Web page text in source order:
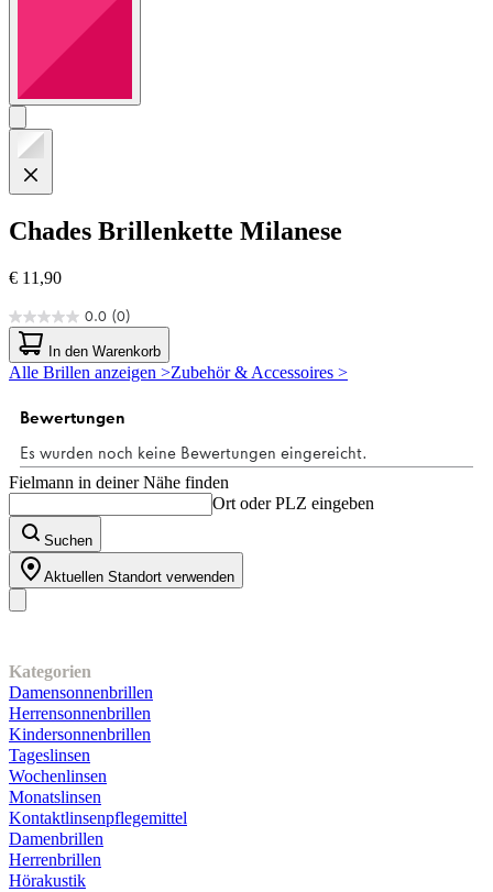
Chades Brillenkette Milanese
€ 11,90
0.0 (0)
0.0
von
5
Sternen.
In den Warenkorb
Alle Brillen anzeigen >Zubehör & Accessoires >
Fielmann in deiner Nähe finden
Ort oder PLZ eingeben
Suchen
Aktuellen Standort verwenden
Kategorien
Damensonnenbrillen
Herrensonnenbrillen
Kindersonnenbrillen
Tageslinsen
Wochenlinsen
Monatslinsen
Kontaktlinsenpflegemittel
Damenbrillen
Herrenbrillen
Hörakustik